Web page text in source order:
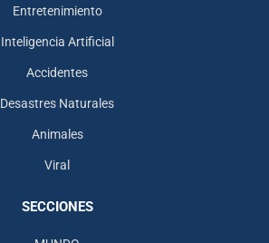
Entretenimiento
Inteligencia Artificial
Accidentes
Desastres Naturales
Animales
Viral
SECCIONES